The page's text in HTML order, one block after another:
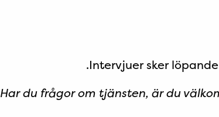
Intervjuer sker
Har du frågor om tjänsten, är du